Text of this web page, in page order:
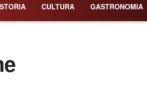
STORIA CULTURA GASTRONOMIA